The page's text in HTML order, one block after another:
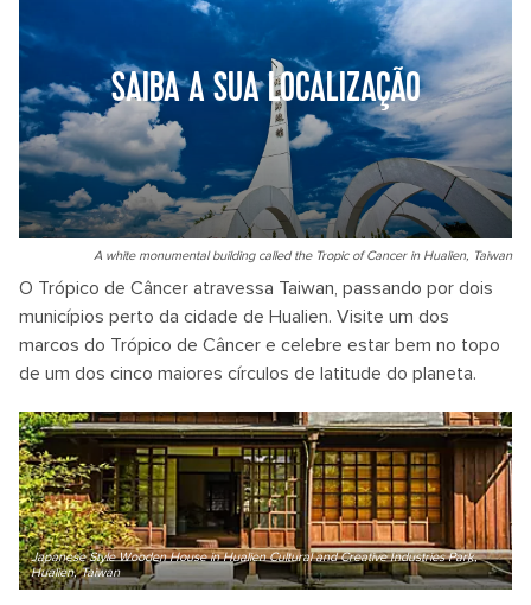
SAIBA A SUA LOCALIZAÇÃO
A white monumental building called the Tropic of Cancer in Hualien, Taiwan
O Trópico de Câncer atravessa Taiwan, passando por dois
municípios perto da cidade de Hualien. Visite um dos
marcos do Trópico de Câncer e celebre estar bem no topo
de um dos cinco maiores círculos de latitude do planeta.
Japanese Style Wooden House in Hualien Cultural and Creative Industries Park,
Hualien, Taiwan